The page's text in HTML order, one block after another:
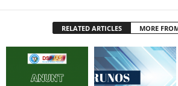
RELATED ARTICLES MORE